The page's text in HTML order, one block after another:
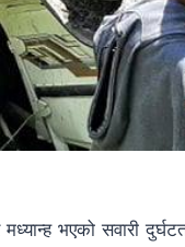
भएको सवारी